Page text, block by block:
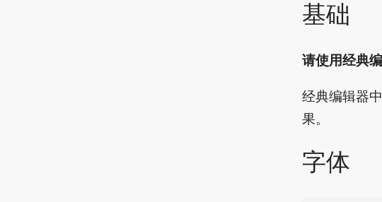
基础
请使用经典
经典编辑器
果。
字体